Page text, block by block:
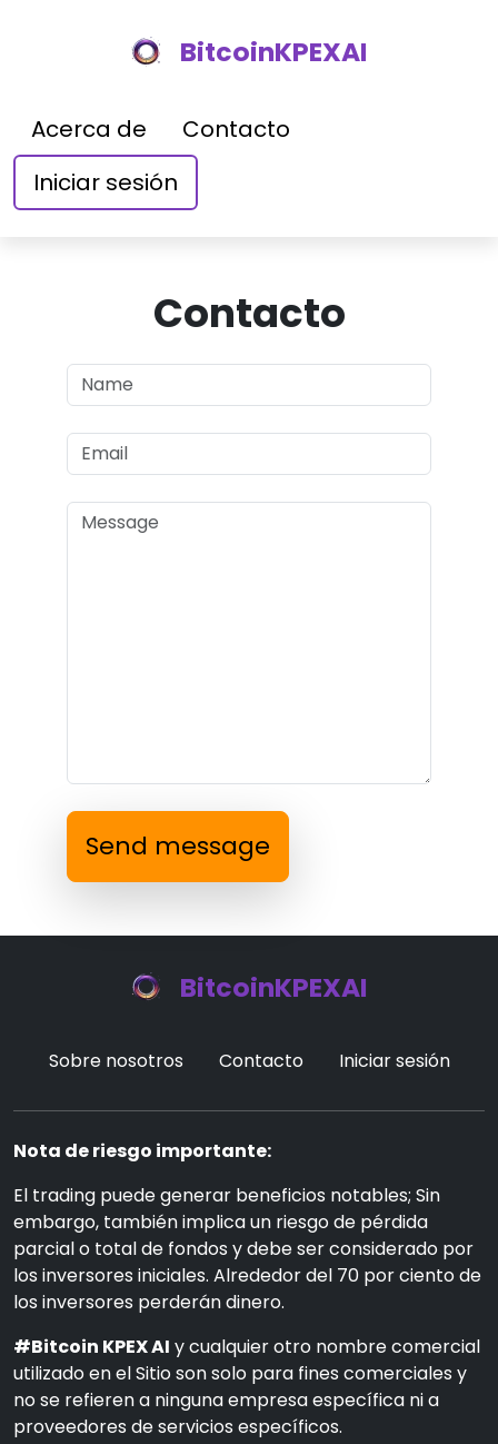
BitcoinKPEXAI
Acerca de
Contacto
Iniciar sesión
Contacto
Send message
BitcoinKPEXAI
Sobre nosotros Contacto Iniciar sesión
Nota de riesgo importante:
El trading puede generar beneficios notables; Sin
embargo, también implica un riesgo de pérdida
parcial o total de fondos y debe ser considerado por
los inversores iniciales. Alrededor del 70 por ciento de
los inversores perderán dinero.
#Bitcoin KPEX AI y cualquier otro nombre comercial
utilizado en el Sitio son solo para fines comerciales y
no se refieren a ninguna empresa específica ni a
proveedores de servicios específicos.